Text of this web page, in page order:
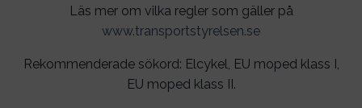
Läs mer om vilka regler som gäller på
www.transportstyrelsen.se
Rekommenderade sökord: Elcykel, EU moped klass I,
EU moped klass II.